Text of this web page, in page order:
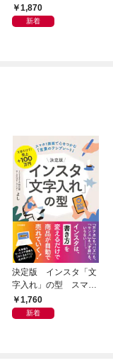
1,870
新着
決定版 インスタ「文
字入れ」の型 スマホ
１画面で心をつかむ
「言葉のテンプレー
1,760
新着